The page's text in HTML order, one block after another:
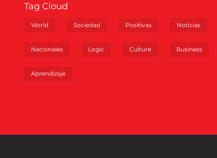
Tag Cloud
World Sociedad Positivas Noticias
Nacionales Logic Culture Business
Aprendizaje